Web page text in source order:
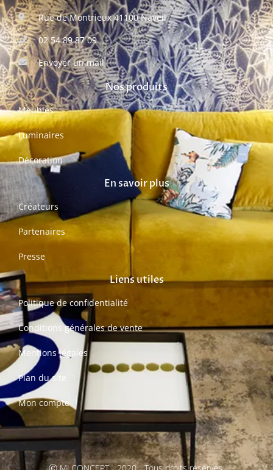
Rue de Montrieux 41100 Naveil
02 54 89 87 09
Envoyer un mail
Nos produits
Meubles
Luminaires
Décoration
En savoir plus
Créateurs
Partenaires
Presse
Liens utiles
Politique de confidentialité
Conditions générales de vente
Mentions légales
Plan du site
Mon compte